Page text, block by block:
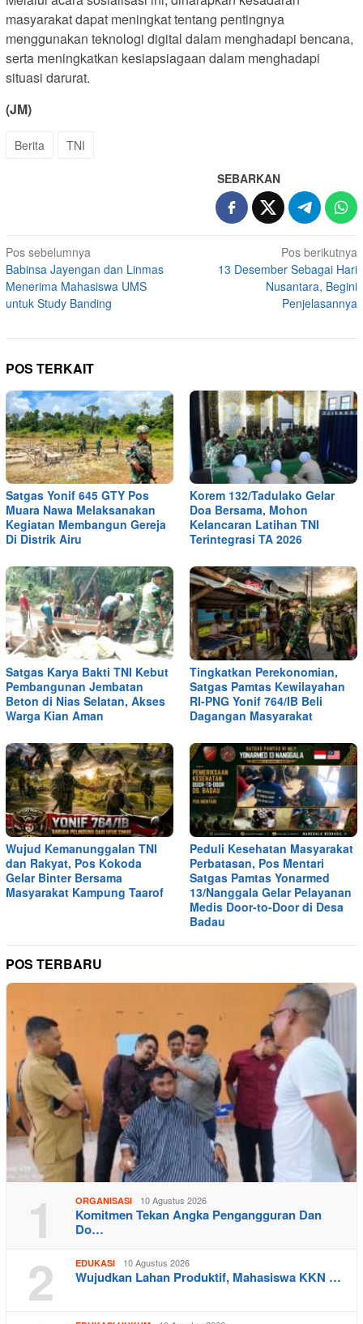
masyarakat dapat meningkat tentang pentingnya
menggunakan teknologi digital dalam menghadapi bencana,
serta meningkatkan kesiapsiagaan dalam menghadapi
situasi darurat.
(JM)
Berita TNI
SEBARKAN
Navigasi
pos
Pos sebelumnya
Babinsa Jayengan dan Linmas
Menerima Mahasiswa UMS
untuk Study Banding
Pos berikutnya
13 Desember Sebagai Hari
Nusantara, Begini
Penjelasannya
POS TERKAIT
Satgas Yonif 645 GTY Pos
Muara Nawa Melaksanakan
Kegiatan Membangun Gereja
Di Distrik Airu
Korem 132/Tadulako Gelar
Doa Bersama, Mohon
Kelancaran Latihan TNI
Terintegrasi TA 2026
Satgas Karya Bakti TNI Kebut
Pembangunan Jembatan
Beton di Nias Selatan, Akses
Warga Kian Aman
Tingkatkan Perekonomian,
Satgas Pamtas Kewilayahan
RI-PNG Yonif 764/IB Beli
Dagangan Masyarakat
Wujud Kemanunggalan TNI
dan Rakyat, Pos Kokoda
Gelar Binter Bersama
Masyarakat Kampung Taarof
Peduli Kesehatan Masyarakat
Perbatasan, Pos Mentari
Satgas Pamtas Yonarmed
13/Nanggala Gelar Pelayanan
Medis Door-to-Door di Desa
Badau
POS TERBARU
1 ORGANISASI 10 Agustus 2026
Komitmen Tekan Angka Pengangguran Dan
Do…
2 EDUKASI 10 Agustus 2026
Wujudkan Lahan Produktif, Mahasiswa KKN …